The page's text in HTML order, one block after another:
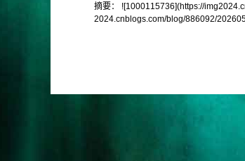
摘要： ![1000115736](https://
2024.cnblogs.com/blog/886092/